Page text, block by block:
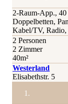
2-Raum-App., 40
Doppelbetten,
Kabel/TV, Radio,
2 Personen
2 Zimmer
40m²
Westerland
Elisabethstr. 5